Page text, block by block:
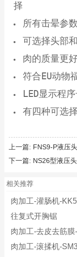
择
所有击晕参
可选择头部
肉的质量更
符合EU动物
LED显示程
有四种可选
上一篇: FNS9-P液压
下一篇: NS26型液压
相关推荐
肉加工-灌肠机-
往复式开胸锯
肉加工-去皮去筋
肉加工-滚揉机-